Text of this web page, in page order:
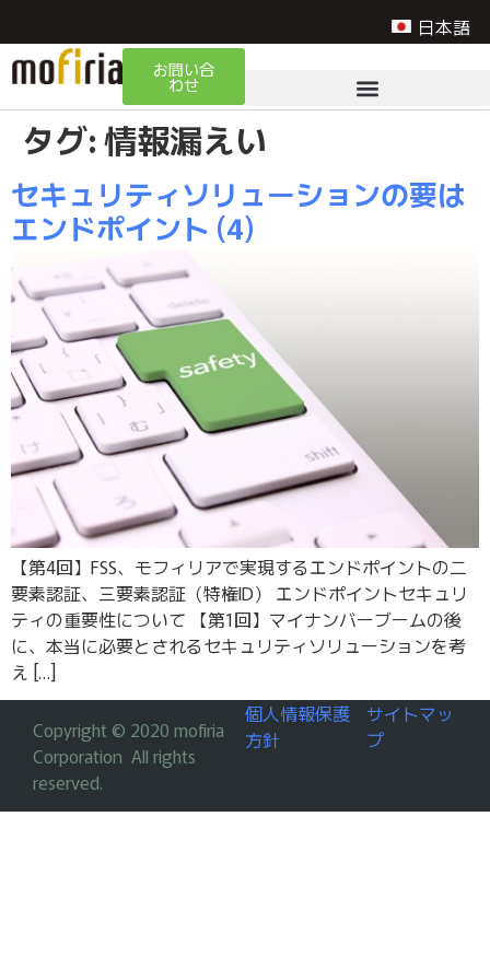
日本語
お問い合
わせ
タグ:情報漏えい
セキュリティソリューションの要は
エンドポイント (4)
【第4回】FSS、モフィリアで実現するエンドポイントの二
要素認証、三要素認証（特権ID） エンドポイントセキュリ
ティの重要性について 【第1回】マイナンバーブームの後
に、本当に必要とされるセキュリティソリューションを考
え […]
Copyright © 2020 mofiria
Corporation All rights
reserved.
サイトマッ
プ
個人情報保護
方針